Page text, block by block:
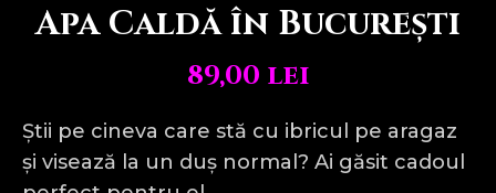
Apa Caldă în București
89,00 lei
Știi pe cineva care stă cu ibricul pe aragaz
și visează la un duș normal? Ai găsit cadoul